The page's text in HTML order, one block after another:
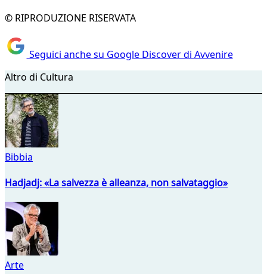
© RIPRODUZIONE RISERVATA
Seguici anche su Google Discover di Avvenire
Altro di Cultura
Bibbia
Hadjadj: «La salvezza è alleanza, non salvataggio»
Arte